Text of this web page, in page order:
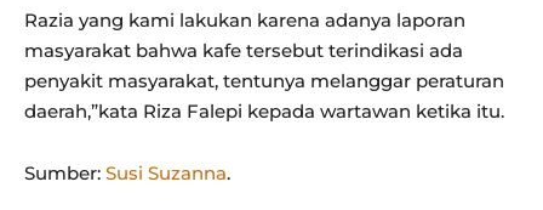
Razia yang kami lakukan karena adanya laporan
masyarakat bahwa kafe tersebut terindikasi ada
penyakit masyarakat, tentunya melanggar peraturan
daerah,”kata Riza Falepi kepada wartawan ketika itu.
Sumber: Susi Suzanna.